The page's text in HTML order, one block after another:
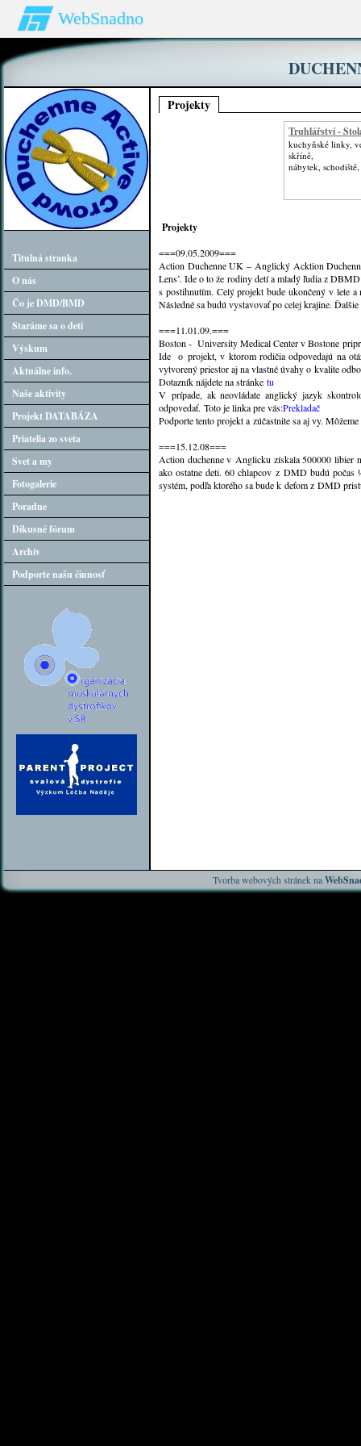
WebSnadno
Titulná stranka
O nás
Čo je DMD/BMD
Staráme sa o deti
Výskum
Aktuálne info.
Naše aktivity
Projekt DATABÁZA
Priatelia zo sveta
Svet a my
Fotogalerie
Poradne
Dikusné fórum
Archív
Podporte našu činnosť
Projekty
Truhlářství -
kuchyňské linky,
skříně,
nábytek,
Projekty
===09.05.2009===
Action Duchenne UK – Anglický Acktion
Lens’. Ide o to že rodiny detí a mladý ľudia z
s postihnutím. Celý projekt bude ukončený v lete
Následné sa budú vystavovať po celej krajine.
===11.01.09.===
Boston - University Medical Center v Bostone
Ide o projekt, v ktorom rodičia odpovedajú na
vytvorený priestor aj na vlastné úvahy o kvalite
Dotazník nájdete na stránke tu
V prípade, ak neovládate anglický jazyk
odpovedať. Toto je linka pre vás:Prekladač
Podporte tento projekt a zúčastnite sa aj vy.
===15.12.08===
Action duchenne v Anglicku získala 500000 libier
ako ostatne deti. 60 chlapcov z DMD budú počas
systém, podľa ktorého sa bude k deťom z DMD
Tvorba webových stránek na